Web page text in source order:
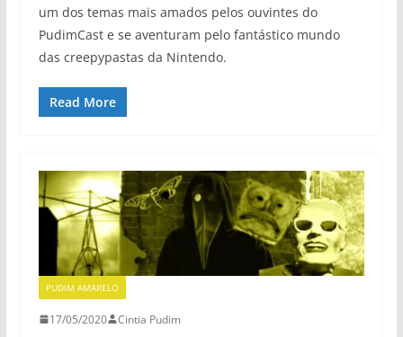
um dos temas mais amados pelos ouvintes do
PudimCast e se aventuram pelo fantástico mundo
das creepypastas da Nintendo.
Read More
PUDIM AMARELO
17/05/2020 Cintia Pudim